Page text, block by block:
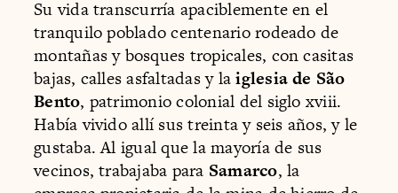
Su vida transcurría apaciblemente en el
tranquilo poblado centenario rodeado de
montañas y bosques tropicales, con casitas
bajas, calles asfaltadas y laiglesia de São
Bento, patrimonio colonial del siglo xviii.
Había vivido allí sus treinta y seis años, y le
gustaba. Al igual que la mayoría de sus
vecinos, trabajaba para Samarco, la